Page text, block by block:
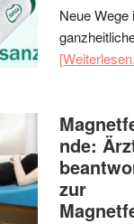
Neue Wege
nde:
zur